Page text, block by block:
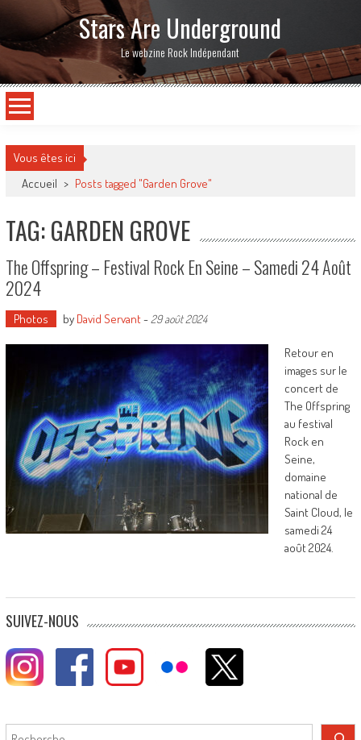
Stars Are Underground
Le webzine Rock Indépendant
Vous êtes ici
Accueil > Posts tagged "Garden Grove"
TAG: GARDEN GROVE
The Offspring – Festival Rock En Seine – Samedi 24 Août
2024
Photos by David Servant- 29 août 2024
Retour en
images sur le
concert de
The Offspring
au festival
Rock en
Seine,
domaine
national de
Saint Cloud, le
samedi 24
août 2024.
SUIVEZ-NOUS
Rechercher